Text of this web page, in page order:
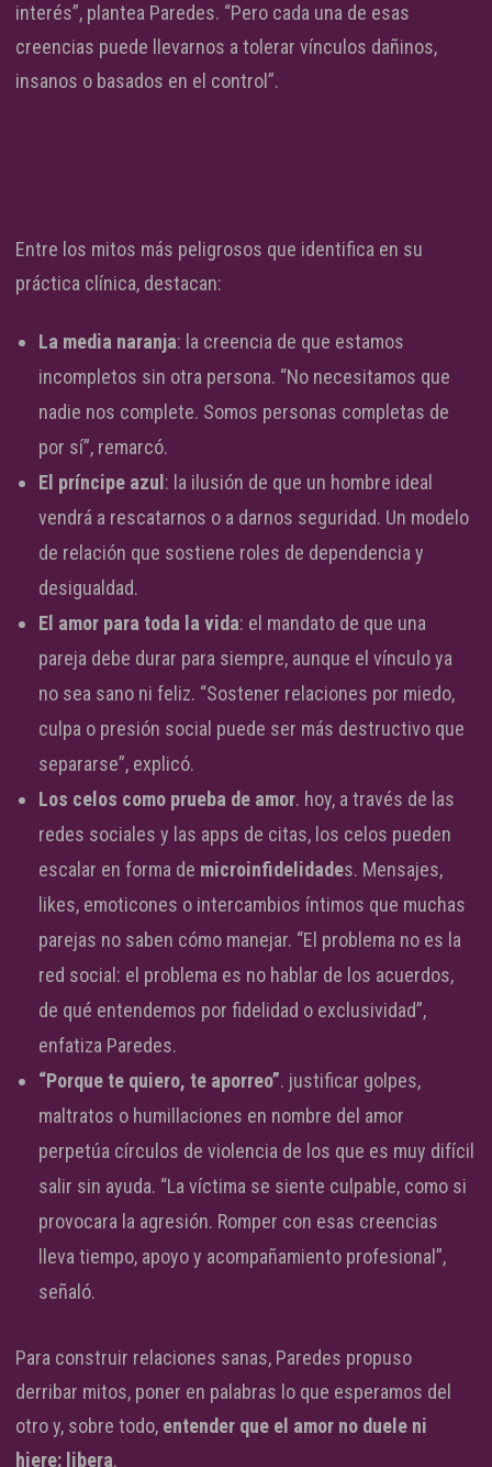
interés”, plantea Paredes. “Pero cada una de esas
creencias puede llevarnos a tolerar vínculos dañinos,
insanos o basados en el control”.
Entre los mitos más peligrosos que identifica en su
práctica clínica, destacan:
La media naranja: la creencia de que estamos
incompletos sin otra persona. “No necesitamos que
nadie nos complete. Somos personas completas de
por sí”, remarcó.
El príncipe azul : la ilusión de que un hombre ideal
vendrá a rescatarnos o a darnos seguridad. Un modelo
de relación que sostiene roles de dependencia y
desigualdad.
El amor para toda la vida: el mandato de que una
pareja debe durar para siempre, aunque el vínculo ya
no sea sano ni feliz. “Sostener relaciones por miedo,
culpa o presión social puede ser más destructivo que
separarse”, explicó.
Los celos como prueba de amor. hoy, a través de las
redes sociales y las apps de citas, los celos pueden
escalar en forma de microinfidelidades. Mensajes,
likes, emoticones o intercambios íntimos que muchas
parejas no saben cómo manejar. “El problema no es la
red social: el problema es no hablar de los acuerdos,
de qué entendemos por fidelidad o exclusividad”,
enfatiza Paredes.
“Porque te quiero, te aporreo”. justificar golpes,
maltratos o humillaciones en nombre del amor
perpetúa círculos de violencia de los que es muy difícil
salir sin ayuda. “La víctima se siente culpable, como si
provocara la agresión. Romper con esas creencias
lleva tiempo, apoyo y acompañamiento profesional”,
señaló.
Para construir relaciones sanas, Paredes propuso
derribar mitos, poner en palabras lo que esperamos del
otro y, sobre todo, entender que el amor no duele ni
hiere: libera.